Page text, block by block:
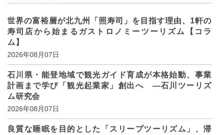
世界の富裕層が北九州「照寿司」を目指す理由、1軒の
寿司店から始まるガストロノミーツーリズム【コラ
ム】
2026年08月07日
石川県・能登地域で観光ガイド育成が本格始動、事業
計画まで学び「観光起業家」創出へ ―石川ツーリズ
ム研究会
2026年08月07日
良質な睡眠を目的とした「スリープツーリズム」、滞